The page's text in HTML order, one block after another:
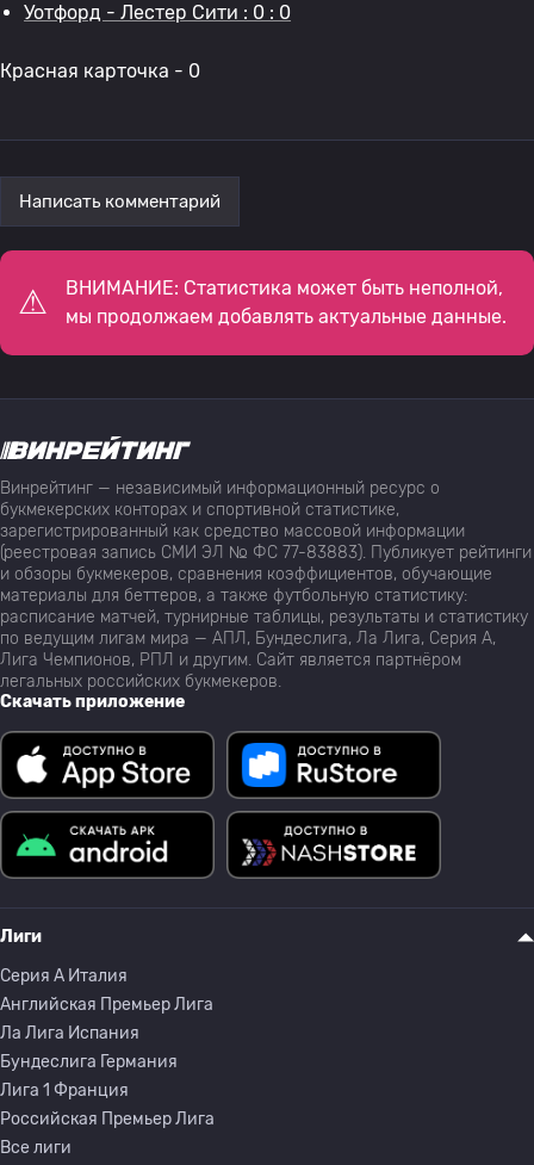
Уотфорд - Лестер Сити : 0 : 0
Красная карточка - 0
Написать комментарий
ВНИМАНИЕ: Статистика может быть неполной,
мы продолжаем добавлять актуальные данные.
Винрейтинг — независимый информационный ресурс о
букмекерских конторах и спортивной статистике,
зарегистрированный как средство массовой информации
(реестровая запись СМИ ЭЛ № ФС 77-83883). Публикует рейтинги
и обзоры букмекеров, сравнения коэффициентов, обучающие
материалы для беттеров, а также футбольную статистику:
расписание матчей, турнирные таблицы, результаты и статистику
по ведущим лигам мира — АПЛ, Бундеслига, Ла Лига, Серия А,
Лига Чемпионов, РПЛ и другим. Сайт является партнёром
легальных российских букмекеров.
Скачать приложение
Лиги
Серия A Италия
Английская Премьер Лига
Ла Лига Испания
Бундеслига Германия
Лига 1 Франция
Российская Премьер Лига
Все лиги